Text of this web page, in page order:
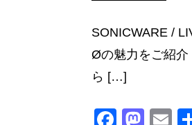
SONICWARE /
Øの魅力をご紹介
ら […]